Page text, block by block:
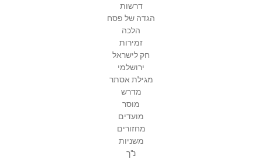
דרשות
הגדה של פסח
הלכה
זמירות
חק לישראל
ירושלמי
מגילת אסתר
מדרש
מוסר
מועדים
מחזורים
משניות
נ"ך